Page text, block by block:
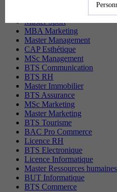
Master Sport
MBA Marketing
Master Management
CAP Esthétique
MSc Management
BTS Communication
BTS RH
Master Immobilier
BTS Assurance
MSc Marketing
Master Marketing
BTS Tourisme
BAC Pro Commerce
Licence RH
BTS Electronique
Licence Informatique
Master Ressources humaines
BUT Informatique
BTS Commerce